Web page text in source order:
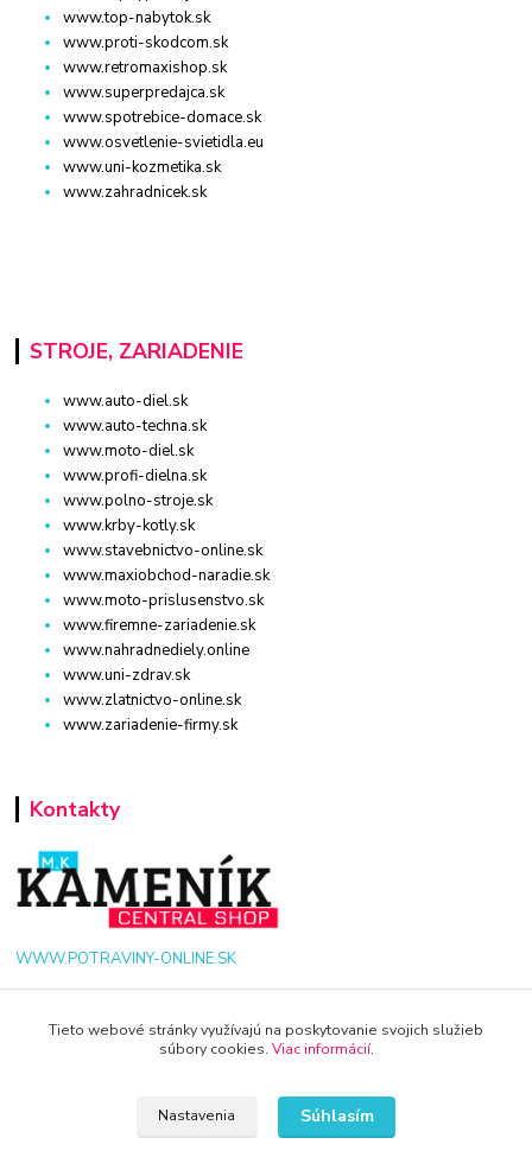
www.top-nabytok.sk
www.proti-skodcom.sk
www.retromaxishop.sk
www.superpredajca.sk
www.spotrebice-domace.sk
www.osvetlenie-svietidla.eu
www.uni-kozmetika.sk
www.zahradnicek.sk
STROJE, ZARIADENIE
www.auto-diel.sk
www.auto-techna.sk
www.moto-diel.sk
www.profi-dielna.sk
www.polno-stroje.sk
www.krby-kotly.sk
www.stavebnictvo-online.sk
www.maxiobchod-naradie.sk
www.moto-prislusenstvo.sk
www.firemne-zariadenie.sk
www.nahradnediely.online
www.uni-zdrav.sk
www.zlatnictvo-online.sk
www.zariadenie-firmy.sk
Kontakty
WWW.POTRAVINY-ONLINE.SK
+421 940 949 000
Tieto webové stránky využívajú na poskytovanie svojich služieb
súbory cookies. Viac informácií.
Nastavenia Súhlasím